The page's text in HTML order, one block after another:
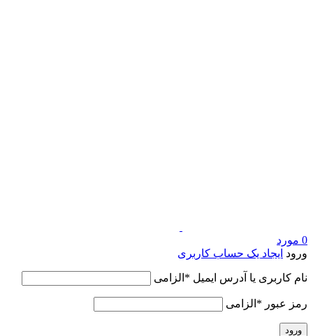
0 مورد
ورود ایجاد یک حساب کاربری
نام کاربری یا آدرس ایمیل * الزامی
رمز عبور * الزامی
ورود